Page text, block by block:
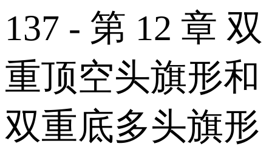
137 - 第 12 章 双
重顶空头旗形和
双重底多头旗形